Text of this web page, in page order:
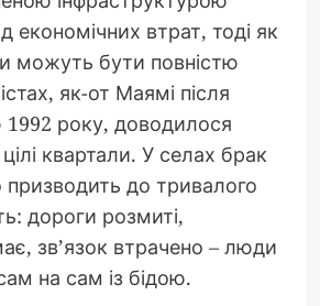
економічних втрат, тоді як
можуть бути повністю
як-от Маямі після
року, доводилося
квартали. У селах брак
призводить до тривалого
дороги розмиті,
зв’язок втрачено – люди
на сам із бідою.